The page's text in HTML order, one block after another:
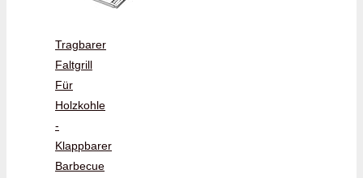
Tragbarer
Faltgrill
Für
Holzkohle
-
Klappbarer
Barbecue